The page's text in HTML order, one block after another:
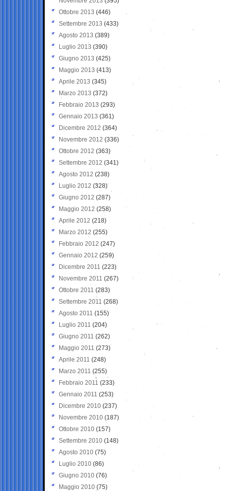
Ottobre 2013 (446)
Settembre 2013 (433)
Agosto 2013 (389)
Luglio 2013 (390)
Giugno 2013 (425)
Maggio 2013 (413)
Aprile 2013 (345)
Marzo 2013 (372)
Febbraio 2013 (293)
Gennaio 2013 (361)
Dicembre 2012 (364)
Novembre 2012 (336)
Ottobre 2012 (363)
Settembre 2012 (341)
Agosto 2012 (238)
Luglio 2012 (328)
Giugno 2012 (287)
Maggio 2012 (258)
Aprile 2012 (218)
Marzo 2012 (255)
Febbraio 2012 (247)
Gennaio 2012 (259)
Dicembre 2011 (223)
Novembre 2011 (267)
Ottobre 2011 (283)
Settembre 2011 (268)
Agosto 2011 (155)
Luglio 2011 (204)
Giugno 2011 (262)
Maggio 2011 (273)
Aprile 2011 (248)
Marzo 2011 (255)
Febbraio 2011 (233)
Gennaio 2011 (253)
Dicembre 2010 (237)
Novembre 2010 (187)
Ottobre 2010 (157)
Settembre 2010 (148)
Agosto 2010 (75)
Luglio 2010 (86)
Giugno 2010 (76)
Maggio 2010 (75)